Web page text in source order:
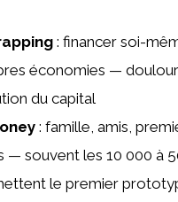
: financer soi-
économies —
du capital
: famille, amis,
— souvent les 10 000 à
le premier